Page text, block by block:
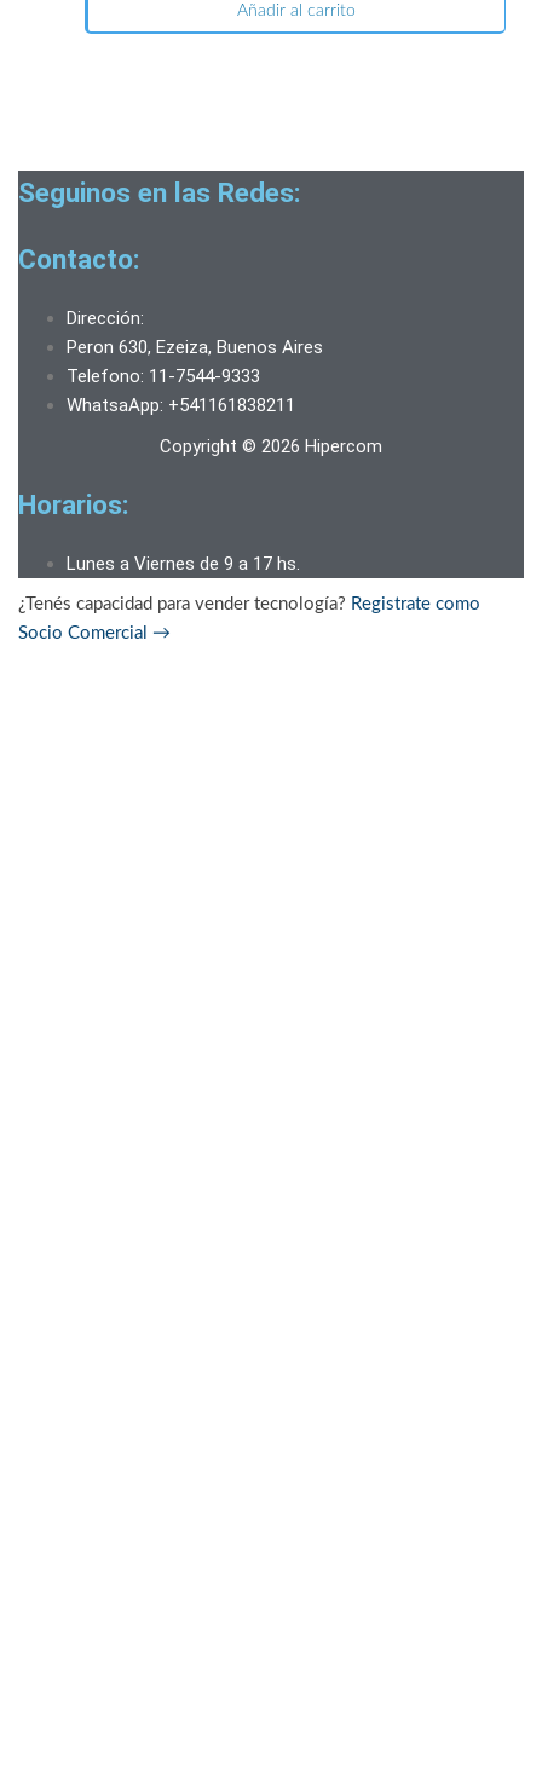
Añadir al carrito
Seguinos en las Redes:
Contacto:
Dirección:
Peron 630, Ezeiza, Buenos Aires
Telefono: 11-7544-9333
WhatsaApp: +541161838211
Copyright © 2026 Hipercom
Horarios:
Lunes a Viernes de 9 a 17 hs.
¿Tenés capacidad para vender tecnología? Registrate como
Socio Comercial →